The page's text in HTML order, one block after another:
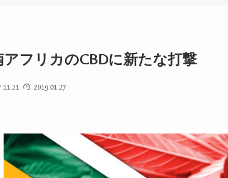
アフリカのCBDに新たな打撃
2019.01.27